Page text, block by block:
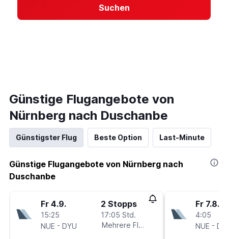
Suchen
Günstige Flugangebote von
Nürnberg nach Duschanbe
Günstigster Flug Beste Option Last-Minute
Günstige Flugangebote von Nürnberg nach
Duschanbe
Fr 4.9.
15:25
NUE - DYU
2 Stopps
17:05 Std.
Mehrere Fluglinien
Fr 7.8.
4:05
NUE -